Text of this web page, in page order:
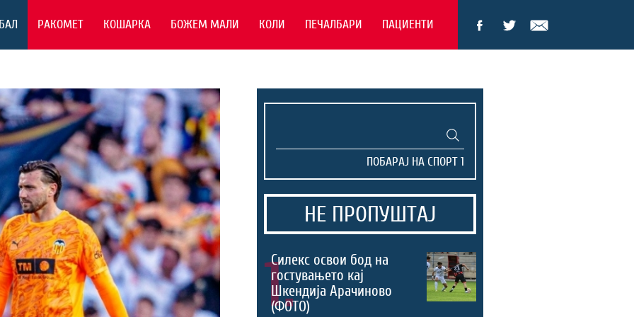
РАКОМЕТ КОШАРКА БОЖЕМ МАЛИ КОЛИ ПЕЧАЛБАРИ ПАЦИЕНТИ
НЕ ПРОПУШТАЈ
1.
Силекс освои бод на
гостувањето кај
Шкендија Арачиново
(ФОТО)